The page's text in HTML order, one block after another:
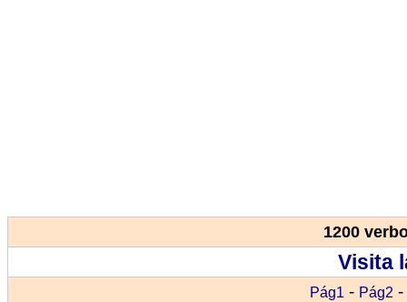
1200
Visita
Pág1 - Pág2 -